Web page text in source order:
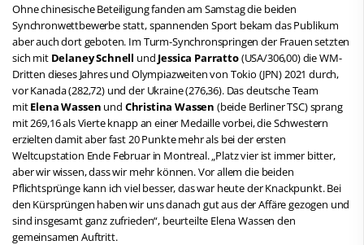
Ohne chinesische Beteiligung fanden am Samstag die beiden
Synchronwettbewerbe statt, spannenden Sport bekam das Publikum
aber auch dort geboten. Im Turm-Synchronspringen der Frauen setzten
sich mit Delaney Schnell und Jessica Parratto(USA/306,00) die WM-
Dritten dieses Jahres und Olympiazweiten von Tokio (JPN) 2021 durch,
vor Kanada (282,72) und der Ukraine (276,36). Das deutsche Team
mitElena Wassen und Christina Wassen (beide Berliner TSC) sprang
mit 269,16 als Vierte knapp an einer Medaille vorbei, die Schwestern
erzielten damit aber fast 20 Punkte mehr als bei der ersten
Weltcupstation Ende Februar in Montreal. „Platz vier ist immer bitter,
aber wir wissen, dass wir mehr können. Vor allem die beiden
Pflichtsprünge kann ich viel besser, das war heute der Knackpunkt. Bei
den Kürsprüngen haben wir uns danach gut aus der Affäre gezogen und
sind insgesamt ganz zufrieden“, beurteilte Elena Wassen den
gemeinsamen Auftritt.